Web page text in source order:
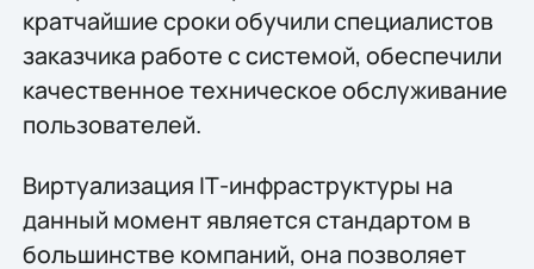
кратчайшие сроки обучили специалистов
заказчика работе с системой, обеспечили
качественное техническое обслуживание
пользователей.
Виртуализация IТ-инфраструктуры на
данный момент является стандартом в
большинстве компаний, она позволяет